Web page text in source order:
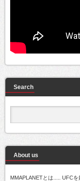
Search
About us
MMAPLANETとは..... UFC